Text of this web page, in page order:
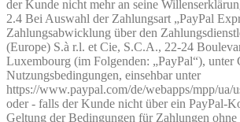
der Kunde nicht mehr an seine
2.4 Bei Auswahl der Zahlungsart „PayPal
Zahlungsabwicklung über den
(Europe) S.à r.l. et Cie, S.C.A., 22-24
Luxembourg (im Folgenden: „PayPal“), unter
Nutzungsbedingungen, einsehbar unter
https://www.paypal.com/de/webapps/mpp/ua/
oder - falls der Kunde nicht über ein PayPal-
Geltung der Bedingungen für Zahlungen